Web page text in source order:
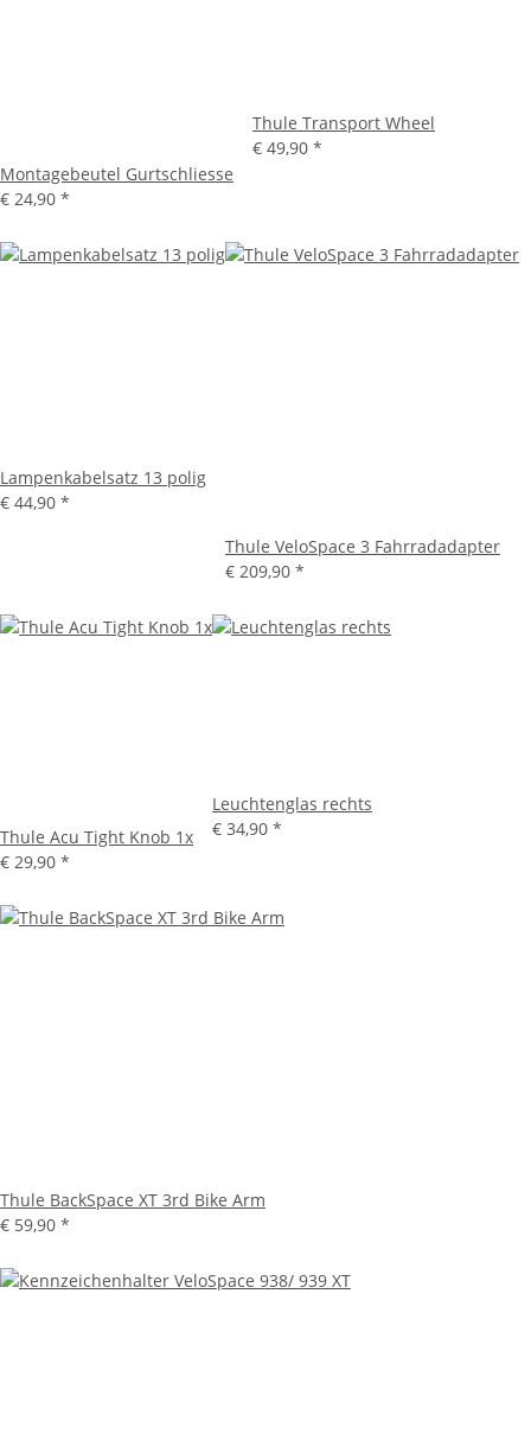
Montagebeutel Gurtschliesse
€ 24,90 *
Thule Transport Wheel
€ 49,90 *
Lampenkabelsatz 13 polig
€ 44,90 *
Thule VeloSpace 3 Fahrradadapter
€ 209,90 *
Thule Acu Tight Knob 1x
€ 29,90 *
Leuchtenglas rechts
€ 34,90 *
Thule BackSpace XT 3rd Bike Arm
€ 59,90 *